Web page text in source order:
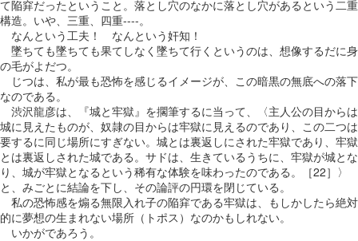
て陥穽だったということ。落とし穴のなかに落とし穴があるという二重
構造。いや、三重、四重----。
なんという工夫！ なんという奸知！
墜ちても墜ちても果てしなく墜ちて行くというのは、想像するだに身
の毛がよだつ。
じつは、私が最も恐怖を感じるイメージが、この暗黒の無底への落下
なのである。
渋沢龍彦は、『城と牢獄』を擱筆するに当って、〈主人公の目からは
城に見えたものが、奴隷の目からは牢獄に見えるのであり、この二つは
要するに同じ場所にすぎない。城とは裏返しにされた牢獄であり、牢獄
とは裏返しされた城である。サドは、生きているうちに、牢獄が城とな
り、城が牢獄となるという稀有な体験を味わったのである。［22］〉
と、みごとに結論を下し、その論評の円環を閉じている。
私の恐怖感を煽る無限入れ子の陥穽である牢獄は、もしかしたら絶対
的に夢想の生まれない場所（トポス）なのかもしれない。
いかがであろう。